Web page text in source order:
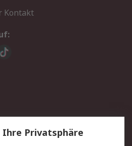
Kontakt
Lieferlösungen
Privatsphäre